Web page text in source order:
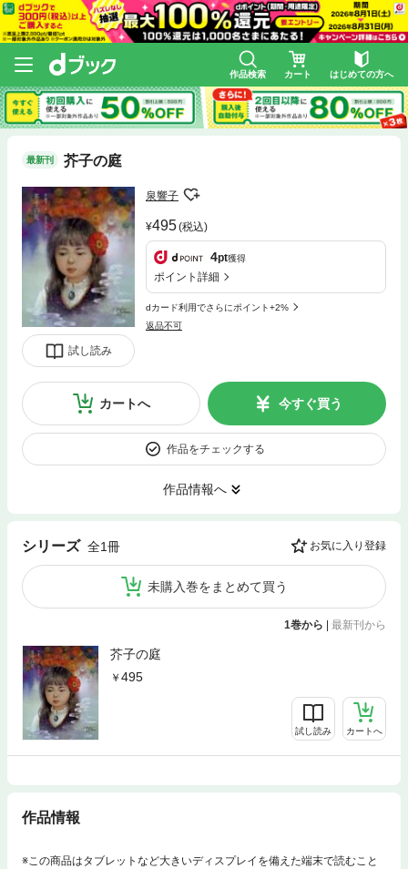
作品検索 カート はじめての方へ
最新刊 芥子の庭
試し読み
泉響子
495(税込)
4pt獲得
ポイント詳細
dカード利用でさらにポイント+2%
返品不可
カートへ 今すぐ買う
作品をチェックする
作品情報へ
シリーズ 全1冊 お気に入り登録
未購入巻をまとめて買う
1巻から 最新刊から
芥子の庭
495
試し読み カートへ
作品情報
※この商品はタブレットなど大きいディスプレイを備えた端末で読むこと